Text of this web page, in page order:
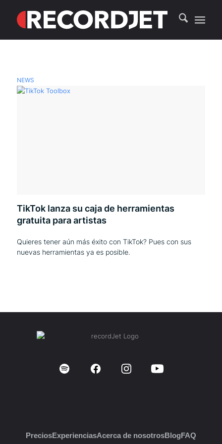
NEWS
TikTok lanza su caja de herramientas
gratuita para artistas
Quieres tener aún más éxito con TikTok? Pues con sus
nuevas herramientas ya es posible.
PreciosExperienciasAcerca de nosotrosBlogFAQ